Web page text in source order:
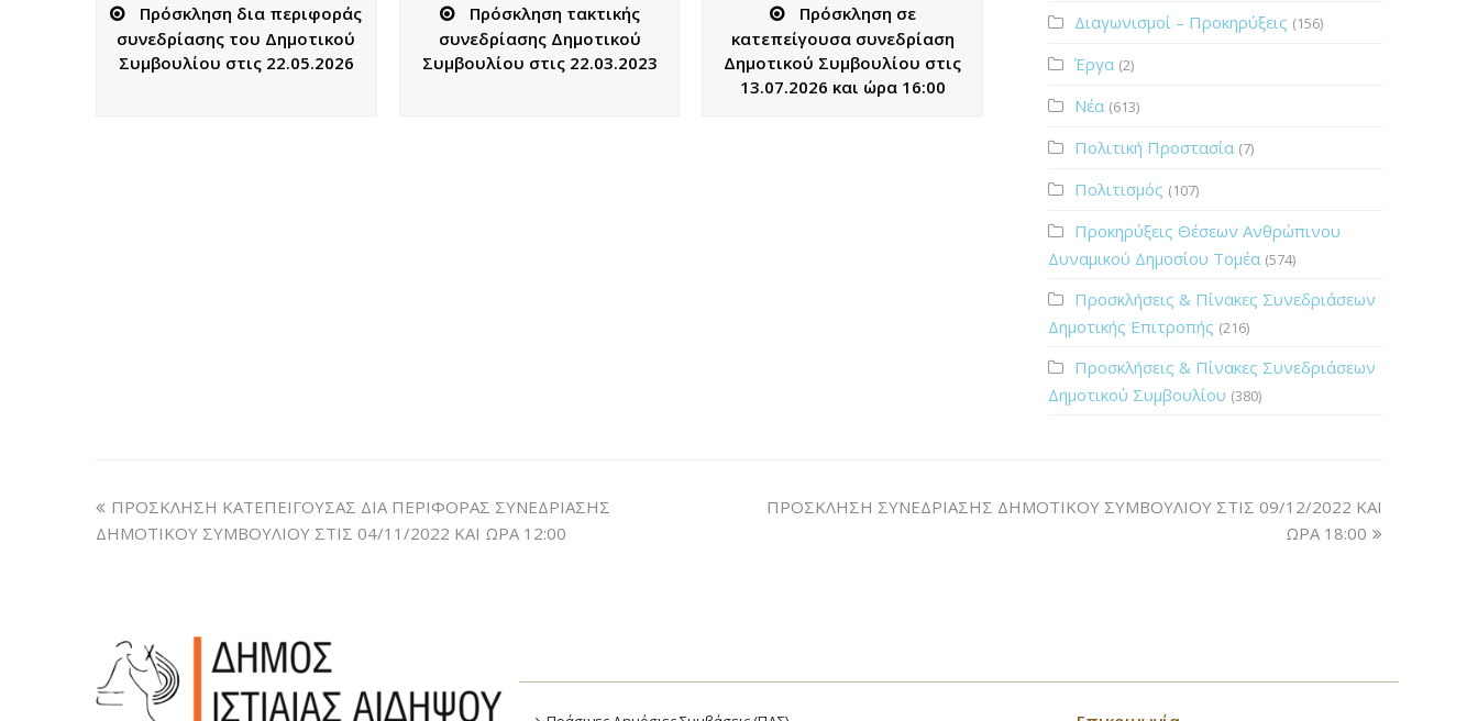
Πρόσκληση δια περιφοράς
συνεδρίασης του Δημοτικού
Συμβουλίου στις 22.05.2026
Πρόσκληση τακτικής
συνεδρίασης Δημοτικού
Συμβουλίου στις 22.03.2023
Πρόσκληση σε
κατεπείγουσα συνεδρίαση
Δημοτικού Συμβουλίου στις
13.07.2026 και ώρα 16:00
Διαγωνισμοί – Προκηρύξεις (156)
Έργα (2)
Νέα (613)
Πολιτική Προστασία (7)
Πολιτισμός (107)
Προκηρύξεις Θέσεων Ανθρώπινου
Δυναμικού Δημοσίου Τομέα (574)
Προσκλήσεις & Πίνακες Συνεδριάσεων
Δημοτικής Επιτροπής (216)
Προσκλήσεις & Πίνακες Συνεδριάσεων
Δημοτικού Συμβουλίου (380)
ΠΡΟΣΚΛΗΣΗ ΚΑΤΕΠΕΙΓΟΥΣΑΣ ΔΙΑ ΠΕΡΙΦΟΡΑΣ ΣΥΝΕΔΡΙΑΣΗΣ
ΔΗΜΟΤΙΚΟΥ ΣΥΜΒΟΥΛΙΟΥ ΣΤΙΣ 04/11/2022 ΚΑΙ ΩΡΑ 12:00
ΠΡΟΣΚΛΗΣΗ ΣΥΝΕΔΡΙΑΣΗΣ ΔΗΜΟΤΙΚΟΥ ΣΥΜΒΟΥΛΙΟΥ ΣΤΙΣ 09/12/2022 ΚΑΙ
ΩΡΑ 18:00